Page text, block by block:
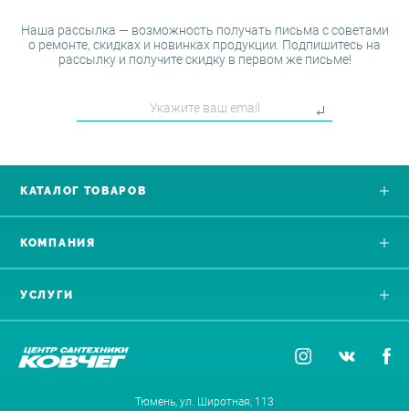
Наша рассылка — возможность получать письма с советами
о ремонте, скидках и новинках продукции. Подпишитесь на
рассылку и получите скидку в первом же письме!
Тюмень, ул. Широтная, 113
КАТАЛОГ ТОВАРОВ
УСЛУГИ
КОМПАНИЯ